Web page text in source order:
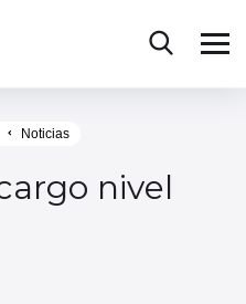
Noticias
nivel